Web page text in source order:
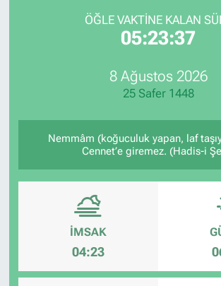
ÖĞLE VAKTİNE KALAN
05:23:37
8 Ağustos 2026
25 Safer 1448
Nemmâm (koğuculuk yapan, laf
Cennet’e giremez. (Hadis-i
İMSAK
04:23
HAYATIN İÇİNDEN
Süper Lig Puan Durumu ve
Son Dakika Haberleri
Haber Arşivi